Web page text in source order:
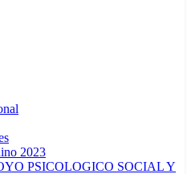
2023
PSICOLOGICO SOCIAL Y